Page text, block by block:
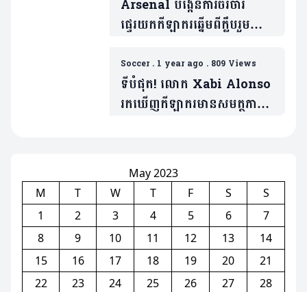
Arsenal បង្កើនការចរចារ
ផ្ទេរយកកីឡាករឆ្នើមពីក្លឹបរួម
Soccer. 1 year ago . 809 Views
ទីបំផុត! លោក Xabi Alonso
រកឃើញកីឡាករមានសមត្ថភាព
May 2023
M
T W T F S
S
1
2 3 4 5 6
7
8
9 10 11 12 13
14
15
16 17 18 19 20
21
22
23 24 25 26 27
28